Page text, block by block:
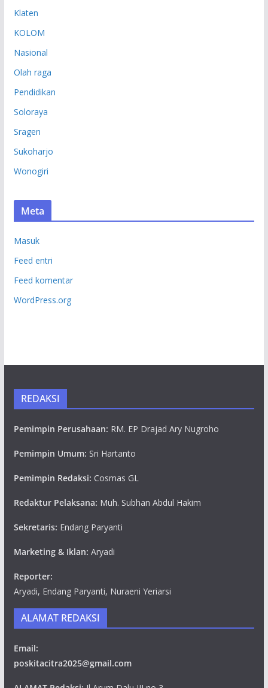
Klaten
KOLOM
Nasional
Olah raga
Pendidikan
Soloraya
Sragen
Sukoharjo
Wonogiri
Meta
Masuk
Feed entri
Feed komentar
WordPress.org
REDAKSI
Pemimpin Perusahaan: RM. EP Drajad Ary Nugroho
Pemimpin Umum: Sri Hartanto
Pemimpin Redaksi: Cosmas GL
Redaktur Pelaksana: Muh. Subhan Abdul Hakim
Sekretaris: Endang Paryanti
Marketing & Iklan: Aryadi
Reporter:
Aryadi, Endang Paryanti, Nuraeni Yeriarsi
ALAMAT REDAKSI
Email:
poskitacitra2025@gmail.com